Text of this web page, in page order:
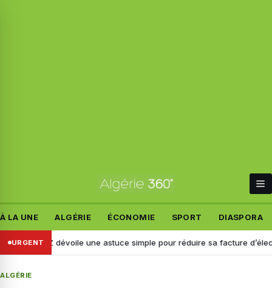
À LA UNE ALGÉRIE ÉCONOMIE SPORT DIASPORA
URGENTdévoile une astuce simple pour réduire sa facture d’électricité
ALGÉRIE